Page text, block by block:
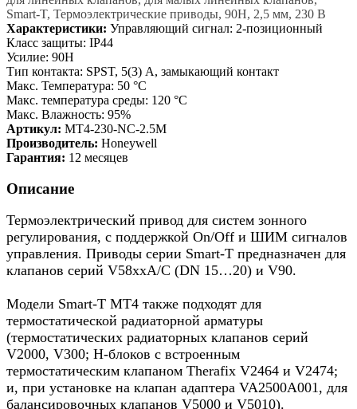
Smart-T, Термоэлектрические приводы, 90Н, 2,5 мм, 230 В
Характеристики: Управляющий сигнал: 2-позиционный
Класс защиты: IP44
Усилие: 90Н
Тип контакта: SPST, 5(3) А, замыкающий контакт
Макс. Температура: 50 °С
Макс. температура среды: 120 °С
Макс. Влажность: 95%
Артикул: MT4-230-NC-2.5M
Производитель: Honeywell
Гарантия: 12 месяцев
Описание
Термоэлектрический привод для систем зонного
регулирования, с поддержкой On/Off и ШИМ сигналов
управления. Приводы серии Smart-T предназначен для
клапанов серий V58xxA/C (DN 15…20) и V90.
Модели Smart-T MT4 также подходят для
термостатической радиаторной арматуры
(термостатических радиаторных клапанов серий
V2000, V300; Н-блоков с встроенным
термостатическим клапаном Therafix V2464 и V2474;
и, при установке на клапан адаптера VA2500A001, для
балансировочных клапанов V5000 и V5010).